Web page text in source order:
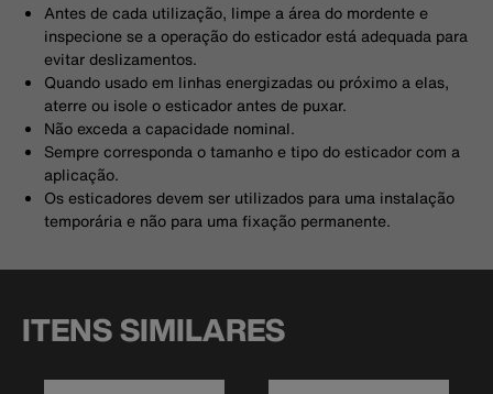
Antes de cada utilização, limpe a área do mordente e
inspecione se a operação do esticador está adequada para
evitar deslizamentos.
Quando usado em linhas energizadas ou próximo a elas,
aterre ou isole o esticador antes de puxar.
Não exceda a capacidade nominal.
Sempre corresponda o tamanho e tipo do esticador com a
aplicação.
Os esticadores devem ser utilizados para uma instalação
temporária e não para uma fixação permanente.
ITENS SIMILARES